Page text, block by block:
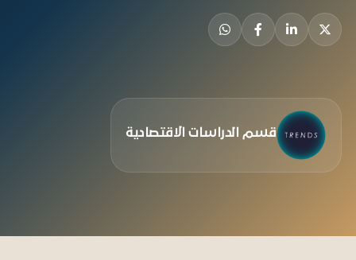
قسم الدراسات الاقتصادية